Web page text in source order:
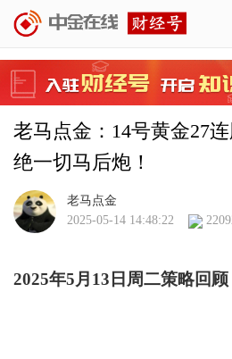
老马点金：14号黄金27
绝一切马后炮！
老马点金
2025-05-14 14:48:22
2025年5月13日周二策略回顾